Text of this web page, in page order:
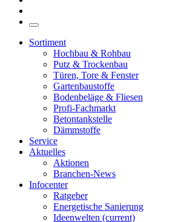
Sortiment
Hochbau & Rohbau
Putz & Trockenbau
Türen, Tore & Fenster
Gartenbaustoffe
Bodenbeläge & Fliesen
Profi-Fachmarkt
Betontankstelle
Dämmstoffe
Service
Aktuelles
Aktionen
Branchen-News
Infocenter
Ratgeber
Energetische Sanierung
Ideenwelten (current)